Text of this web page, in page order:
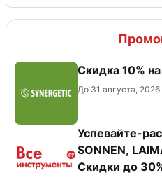
Скидка 10%
До 31 августа, 2026
Успевайте-
SONNEN,
Скидки до